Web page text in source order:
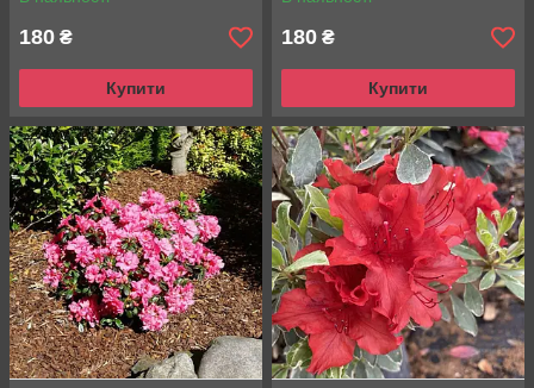
180 ₴
Купити
180 ₴
Купити